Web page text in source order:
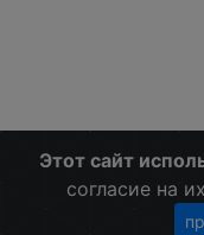
Этот сайт
согласие на